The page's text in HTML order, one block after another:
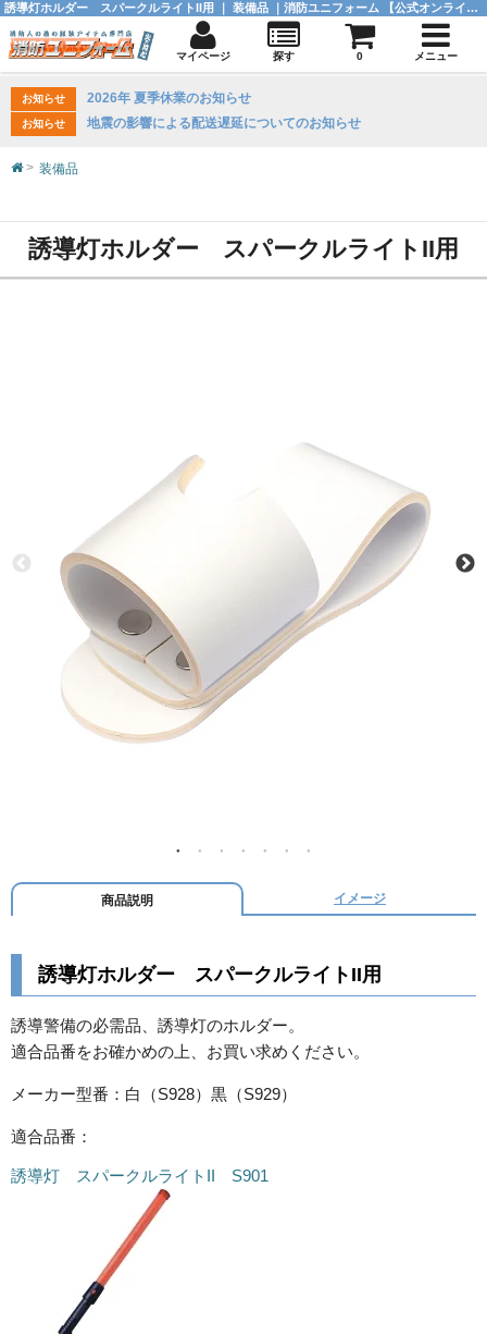
お知らせ 2026年 夏季休業のお知らせ
お知らせ 地震の影響による配送遅延についてのお知らせ
装備品
誘導灯ホルダー スパークルライトII用
商品説明 イメージ
誘導灯ホルダー スパークルライトII用
誘導警備の必需品、誘導灯のホルダー。
適合品番をお確かめの上、お買い求めください。
メーカー型番：白（S928）黒（S929）
適合品番：
誘導灯 スパークルライトII S901
誘導灯ホルダー スパークルライトII用 ｜ 装備品 ｜消防ユニフォーム 【公式オンラインショップ】
マイページ 探す 0 メニュー